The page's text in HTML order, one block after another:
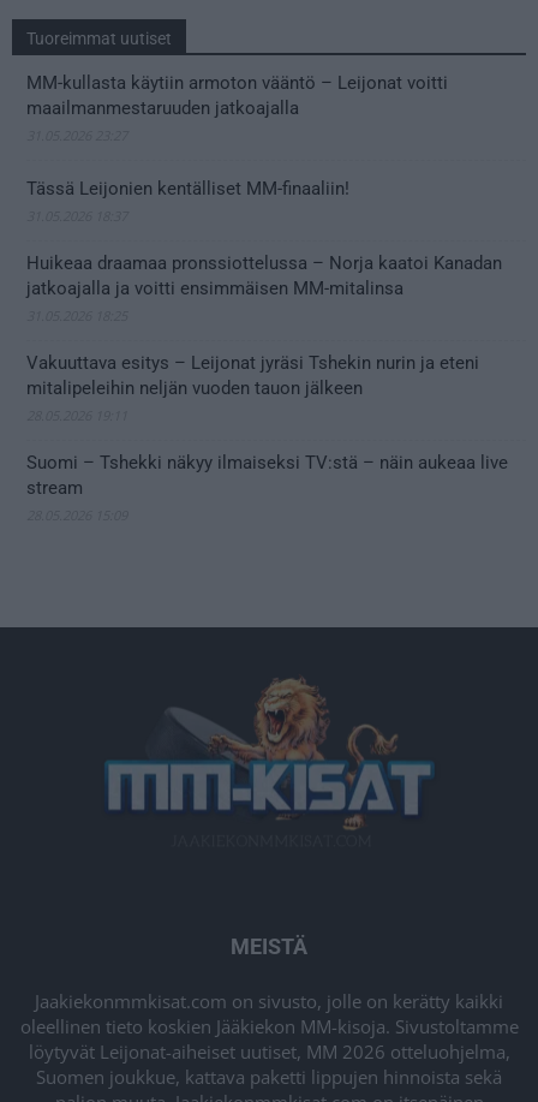
Tuoreimmat uutiset
MM-kullasta käytiin armoton vääntö – Leijonat voitti
maailmanmestaruuden jatkoajalla
Tässä Leijonien kentälliset MM-finaaliin!
Huikeaa draamaa pronssiottelussa – Norja kaatoi Kanadan
jatkoajalla ja voitti ensimmäisen MM-mitalinsa
Vakuuttava esitys – Leijonat jyräsi Tshekin nurin ja eteni
mitalipeleihin neljän vuoden tauon jälkeen
Suomi – Tshekki näkyy ilmaiseksi TV:stä – näin aukeaa live
stream
MEISTÄ
Jaakiekonmmkisat.com on sivusto, jolle on kerätty kaikki
oleellinen tieto koskien Jääkiekon MM-kisoja. Sivustoltamme
löytyvät Leijonat-aiheiset uutiset, MM 2026 otteluohjelma,
Suomen joukkue, kattava paketti lippujen hinnoista sekä